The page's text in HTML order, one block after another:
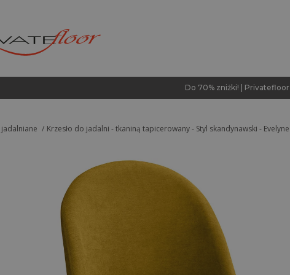
Do 70% zniżki! | Privatefloor
jadalniane Krzesło do jadalni - tkaniną tapicerowany - Styl skandynawski - Evelyne